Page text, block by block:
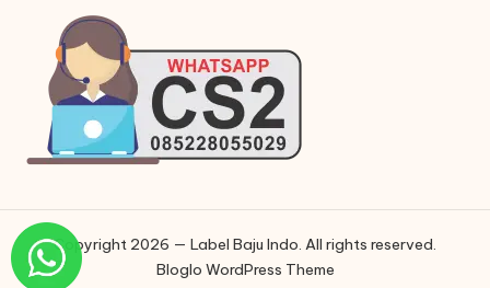
Copyright 2026 — Label Baju Indo. All rights reserved.
Bloglo WordPress Theme
Phone
Phone
WhatsApp
Instagram